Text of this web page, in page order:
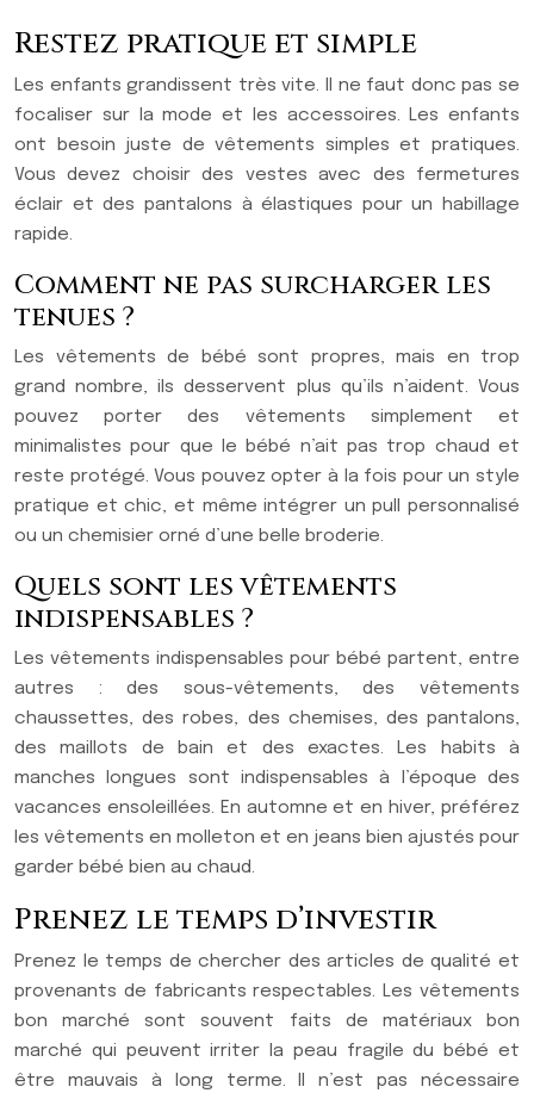
Restez pratique et simple
Les enfants grandissent très vite. Il ne faut donc pas se
focaliser sur la mode et les accessoires. Les enfants
ont besoin juste de vêtements simples et pratiques.
Vous devez choisir des vestes avec des fermetures
éclair et des pantalons à élastiques pour un habillage
rapide.
Comment ne pas surcharger les
tenues ?
Les vêtements de bébé sont propres, mais en trop
grand nombre, ils desservent plus qu’ils n’aident. Vous
pouvez porter des vêtements simplement et
minimalistes pour que le bébé n’ait pas trop chaud et
reste protégé. Vous pouvez opter à la fois pour un style
pratique et chic, et même intégrer un pull personnalisé
ou un chemisier orné d’une belle broderie.
Quels sont les vêtements
indispensables ?
Les vêtements indispensables pour bébé partent, entre
autres : des sous-vêtements, des vêtements
chaussettes, des robes, des chemises, des pantalons,
des maillots de bain et des exactes. Les habits à
manches longues sont indispensables à l’époque des
vacances ensoleillées. En automne et en hiver, préférez
les vêtements en molleton et en jeans bien ajustés pour
garder bébé bien au chaud.
Prenez le temps d’investir
Prenez le temps de chercher des articles de qualité et
provenants de fabricants respectables. Les vêtements
bon marché sont souvent faits de matériaux bon
marché qui peuvent irriter la peau fragile du bébé et
être mauvais à long terme. Il n’est pas nécessaire